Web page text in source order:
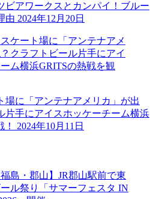
ビアワークスとカンパイ！ブルー
由 2024年12月20日
場に「アンテナアメリカ」が出
片手にアイスホッケーチーム横浜
2024年10月11日